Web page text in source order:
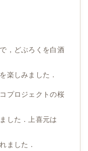
，どぶろくを白酒
楽しみました．
プロジェクトの桜
した．上喜元は
ました．